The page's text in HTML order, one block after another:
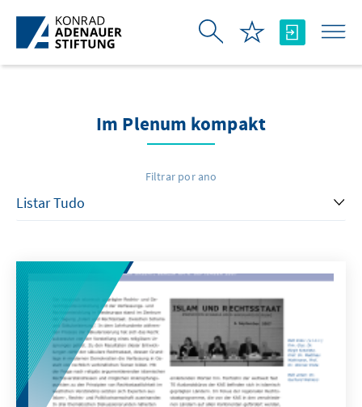
Pular para o Conteúdo principal
Im Plenum kompakt
Filtrar por ano